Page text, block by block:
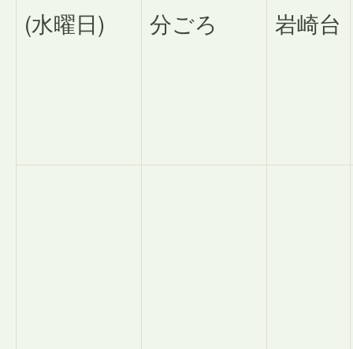
(水曜日)
分ごろ
岩崎台